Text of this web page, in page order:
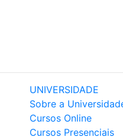
UNIVERSIDADE
Sobre a
Cursos Online
Cursos Presenciais